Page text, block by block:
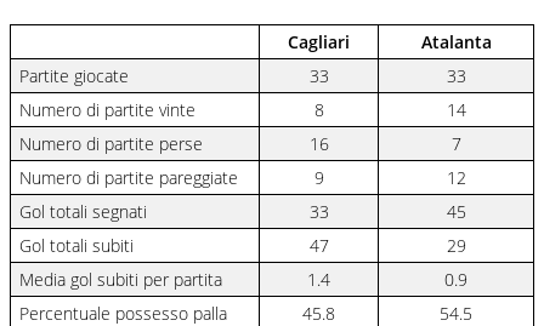
Cagliari
Atalanta
Partite giocate
33
33
Numero di partite vinte
8
14
Numero di partite perse
16
7
Numero di partite pareggiate
9
12
Gol totali segnati
33
45
Gol totali subiti
47
29
Media gol subiti per partita
1.4
0.9
Percentuale possesso palla
45.8
54.5